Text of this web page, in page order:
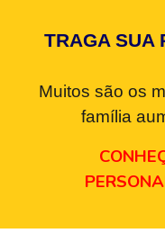
TRAGA SUA
Muitos são os
família